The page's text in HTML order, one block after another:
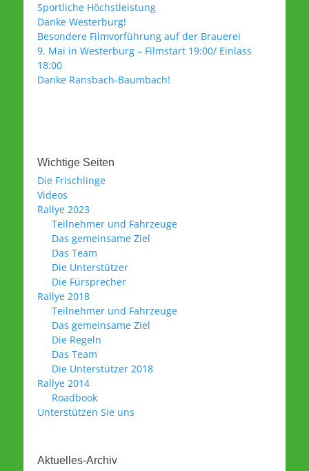
Sportliche Höchstleistung
Danke Westerburg!
Besondere Filmvorführung auf der Brauerei
9. Mai in Westerburg – Filmstart 19:00/ Einlass
18:00
Danke Ransbach-Baumbach!
Wichtige Seiten
Die Frischlinge
Videos
Rallye 2023
Teilnehmer und Fahrzeuge
Das gemeinsame Ziel
Das Team
Die Unterstützer
Die Fürsprecher
Rallye 2018
Teilnehmer und Fahrzeuge
Das gemeinsame Ziel
Die Regeln
Das Team
Die Unterstützer 2018
Rallye 2014
Roadbook
Unterstützen Sie uns
Aktuelles-Archiv